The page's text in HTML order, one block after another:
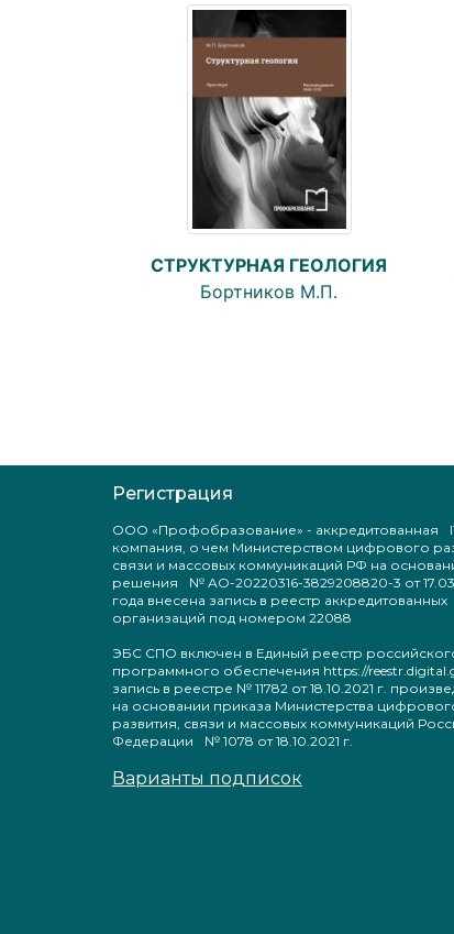
СТРУКТУРНАЯ ГЕОЛОГИЯ
Бортников М.П.
Регистрация
ООО «Профобразование» - аккредитованная
компания, о чем Министерством цифрового
связи и массовых коммуникаций РФ на
решения № АО-20220316-3829208820-3 от
года внесена запись в реестр аккредитованных
организаций под номером 22088
ЭБС СПО включен в Единый реестр
программного обеспечения https://
запись в реестре № 11782 от 18.10.2021 г.
на основании приказа Министерства
развития, связи и массовых коммуникаций
Федерации № 1078 от 18.10.2021 г.
Варианты подписок